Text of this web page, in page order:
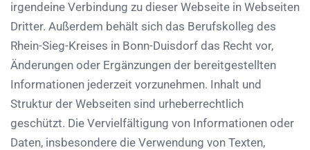
irgendeine Verbindung zu dieser Webseite in Webseiten
Dritter. Außerdem behält sich das Berufskolleg des
Rhein-Sieg-Kreises in Bonn-Duisdorf das Recht vor,
Änderungen oder Ergänzungen der bereitgestellten
Informationen jederzeit vorzunehmen. Inhalt und
Struktur der Webseiten sind urheberrechtlich
geschützt. Die Vervielfältigung von Informationen oder
Daten, insbesondere die Verwendung von Texten,